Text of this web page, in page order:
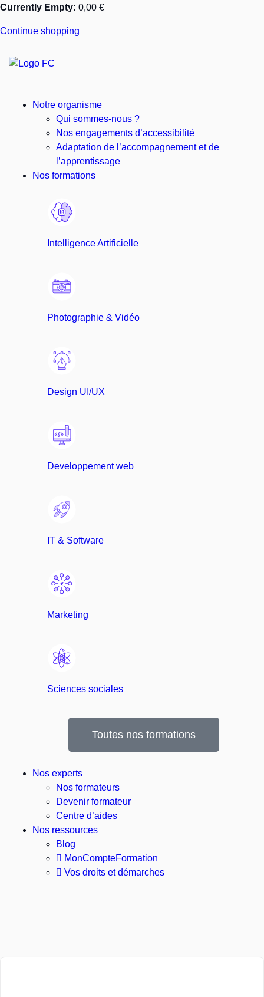
Currently Empty: 0,00 €
Continue shopping
Notre organisme
Qui sommes-nous ?
Nos engagements d’accessibilité
Adaptation de l’accompagnement et de
l’apprentissage
Nos formations
Intelligence Artificielle
Photographie & Vidéo
Design UI/UX
Developpement web
IT & Software
Marketing
Sciences sociales
Toutes nos formations
Nos experts
Nos formateurs
Devenir formateur
Centre d’aides
Nos ressources
Blog
MonCompteFormation
Vos droits et démarches